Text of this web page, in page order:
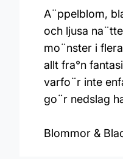
A¨ppelblom,
och ljusa
mo¨nster i
allt fra°n
varfo¨r inte
go¨r nedslag
Blommor &